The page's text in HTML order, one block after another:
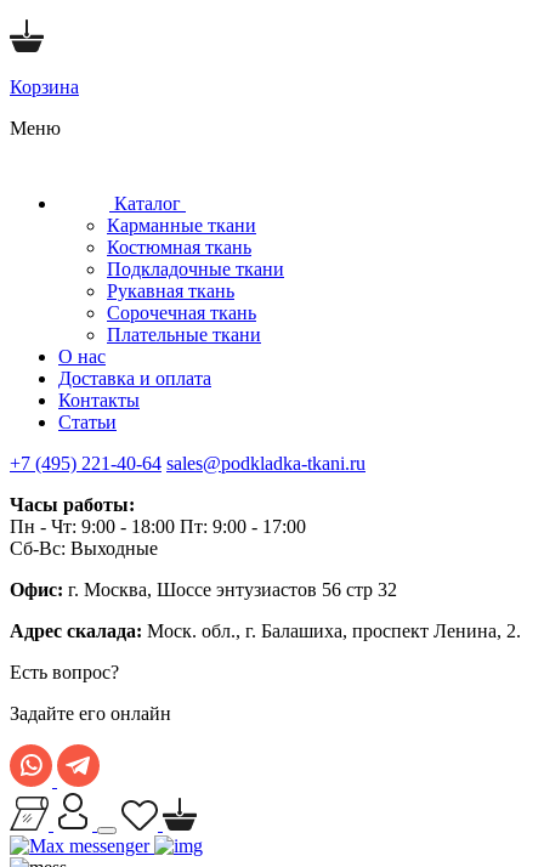
Корзина
Меню
Каталог
Карманные ткани
Костюмная ткань
Подкладочные ткани
Рукавная ткань
Сорочечная ткань
Плательные ткани
О нас
Доставка и оплата
Контакты
Статьи
+7 (495) 221-40-64 sales@podkladka-tkani.ru
Часы работы:
Пн - Чт: 9:00 - 18:00 Пт: 9:00 - 17:00
Сб-Вс: Выходные
Офис: г. Москва, Шоссе энтузиастов 56 стр 32
Адрес скалада: Моск. обл., г. Балашиха, проспект Ленина, 2.
Есть вопрос?
Задайте его онлайн